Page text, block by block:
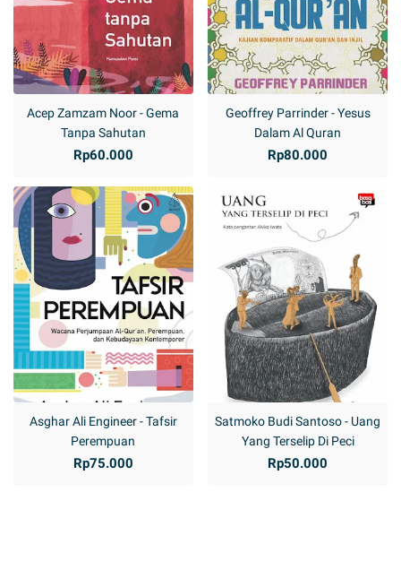
Acep Zamzam Noor - Gema
Tanpa Sahutan
Rp60.000
Geoffrey Parrinder - Yesus
Dalam Al Quran
Rp80.000
Asghar Ali Engineer - Tafsir
Perempuan
Rp75.000
Satmoko Budi Santoso - Uang
Yang Terselip Di Peci
Rp50.000